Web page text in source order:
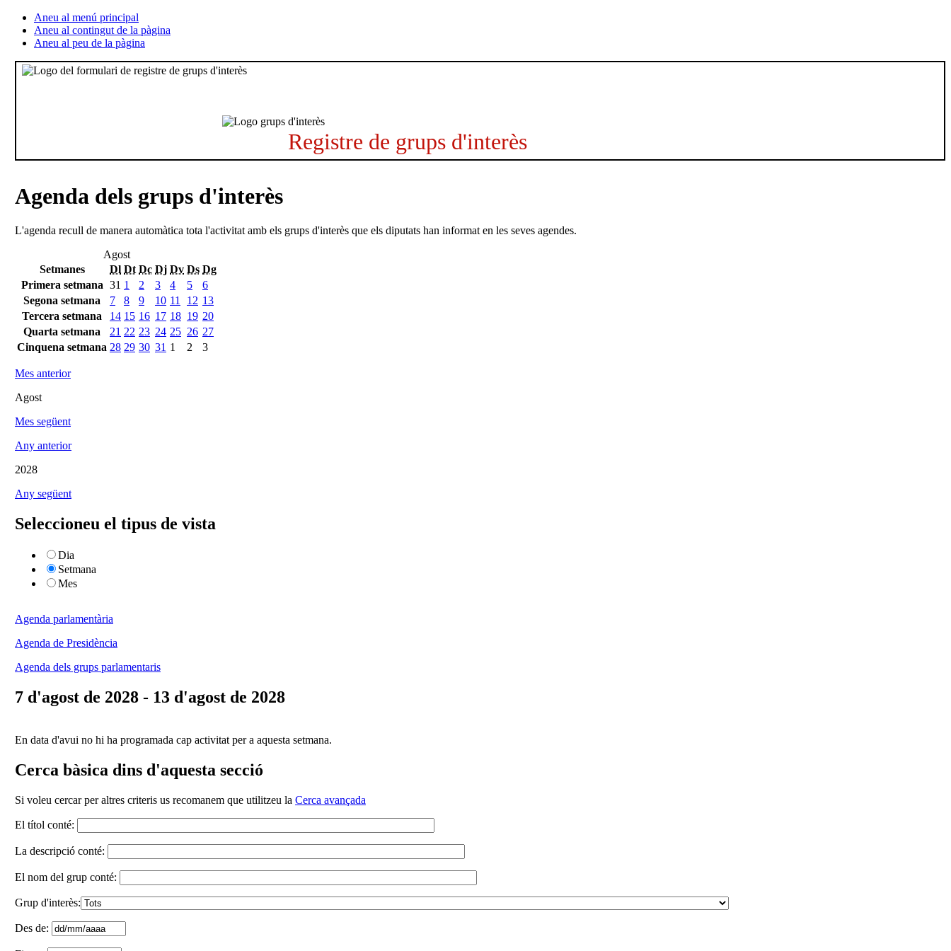
Aneu al menú principal
Aneu al contingut de la pàgina
Aneu al peu de la pàgina
Registre de grups d'interès
Agenda dels grups d'interès
L'agenda recull de manera automàtica tota l'activitat amb els grups d'interès que els diputats han informat en les seves agendes.
Agost
Setmanes
Dl Dt Dc Dj Dv Ds Dg
Primera setmana 31 1 2 3 4 5
6
Segona setmana
7 8 9 10 11 12 13
Tercera setmana
14 15 16 17 18 19 20
Quarta setmana
21 22 23 24 25 26 27
Cinquena setmana 28 29 30 31 1 2 3
Mes anterior
Agost
Mes següent
Any anterior
2028
Any següent
Seleccioneu el tipus de vista
Dia
Setmana
Mes
Agenda parlamentària
Agenda de Presidència
Agenda dels grups parlamentaris
7 d'agost de 2028 - 13 d'agost de 2028
En data d'avui no hi ha programada cap activitat per a aquesta setmana.
Cerca bàsica dins d'aquesta secció
Si voleu cercar per altres criteris us recomanem que utilitzeu la Cerca avançada
El títol conté:
La descripció conté:
El nom del grup conté:
Grup d'interès:
Des de: